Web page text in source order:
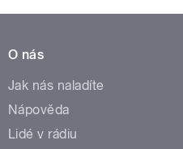
O nás
Jak nás naladíte
Nápověda
Lidé v rádiu